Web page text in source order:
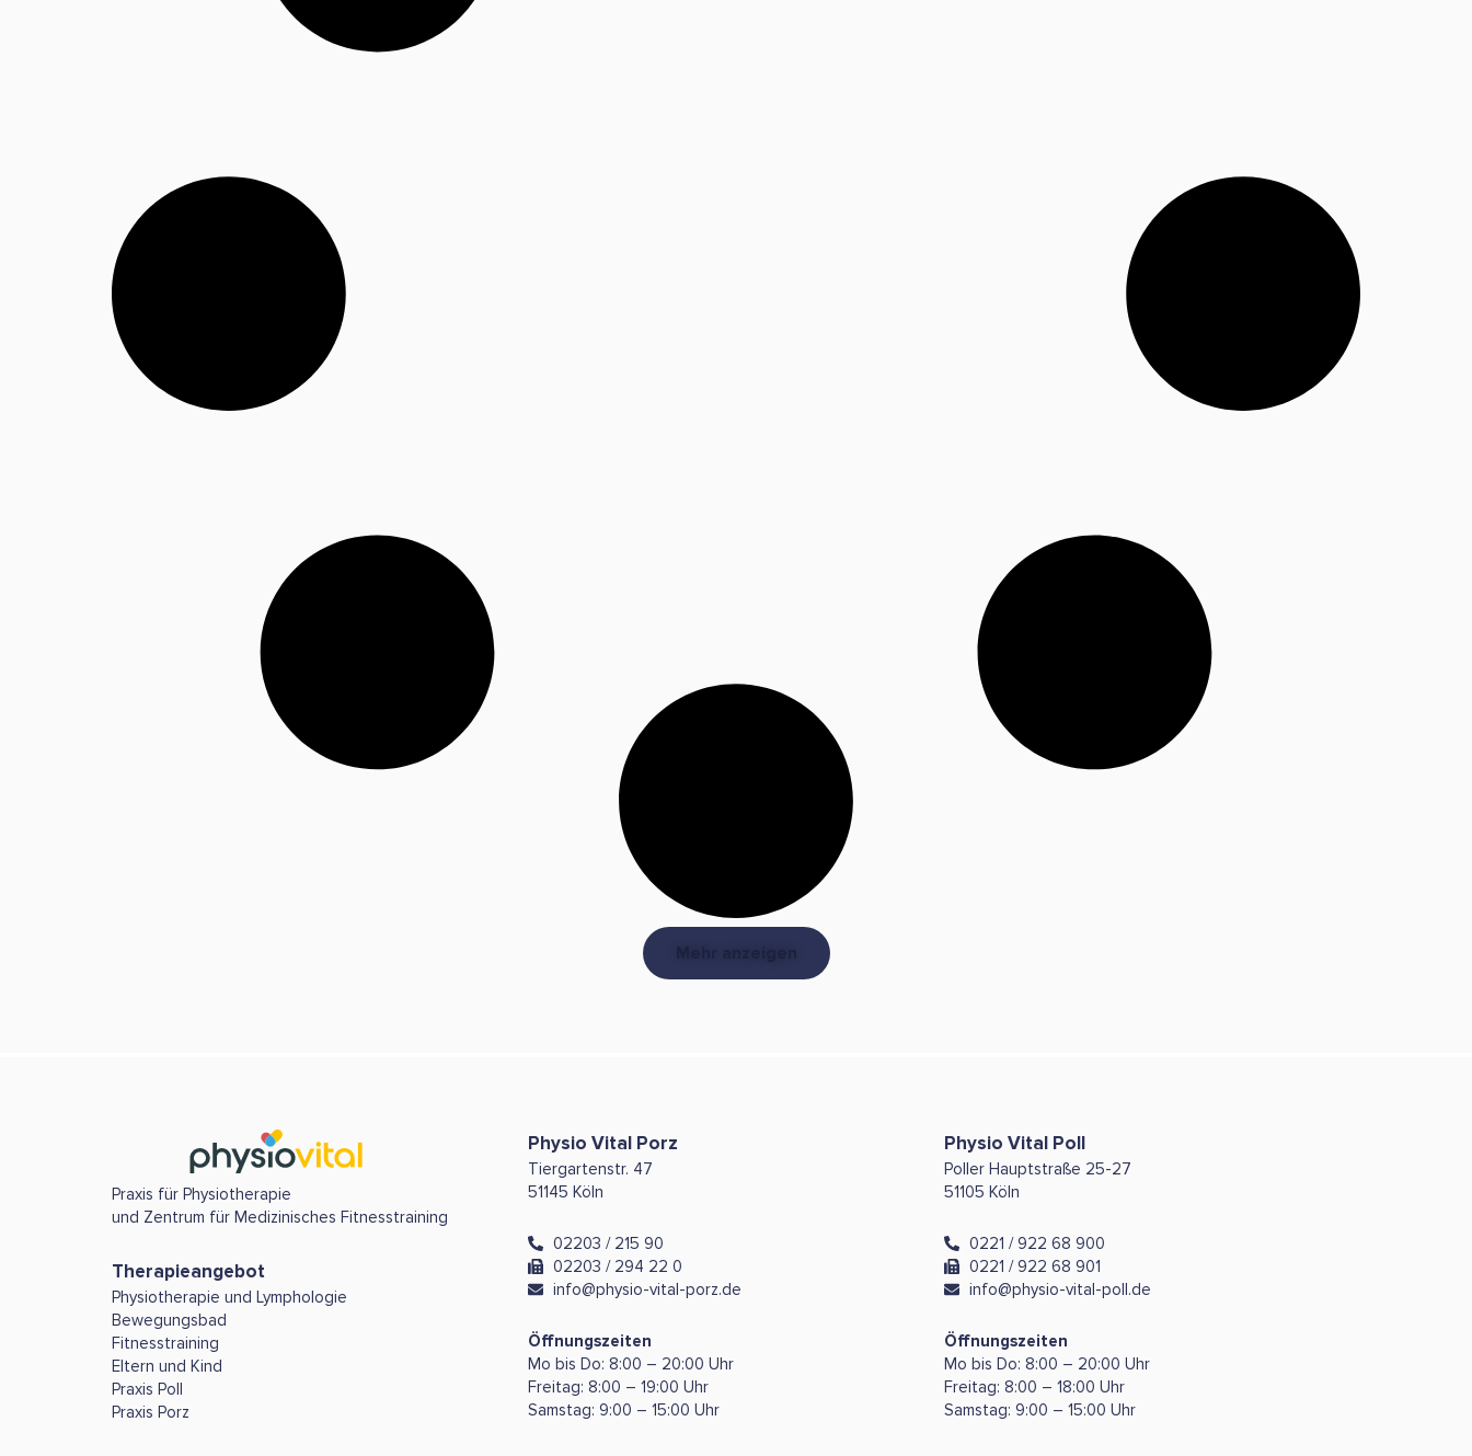
Praxis für Physiotherapie
und Zentrum für Medizinisches Fitnesstraining
Therapieangebot
Physiotherapie und Lymphologie
Bewegungsbad
Fitnesstraining
Eltern und Kind
Praxis Poll
Praxis Porz
Physio Vital Porz
Tiergartenstr. 47
51145 Köln
02203 / 215 90
02203 / 294 22 0
info@physio-vital-porz.de
Öffnungszeiten
Mo bis Do: 8:00 – 20:00 Uhr
Freitag: 8:00 – 19:00 Uhr
Samstag: 9:00 – 15:00 Uhr
Physio Vital Poll
Poller Hauptstraße 25-27
51105 Köln
0221 / 922 68 900
0221 / 922 68 901
info@physio-vital-poll.de
Öffnungszeiten
Mo bis Do: 8:00 – 20:00 Uhr
Freitag: 8:00 – 18:00 Uhr
Samstag: 9:00 – 15:00 Uhr